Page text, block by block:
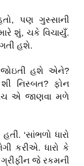
પણ ગુસ્સાની
શું, ચકે વિચાયુઁ.
હશે.
જોઇતી હશે એને?
નિસ્બત? ફોન
એ જાણવા મળે
‘સાંભળો ધારો
કરીએ. ધારો કે
જે રકમની